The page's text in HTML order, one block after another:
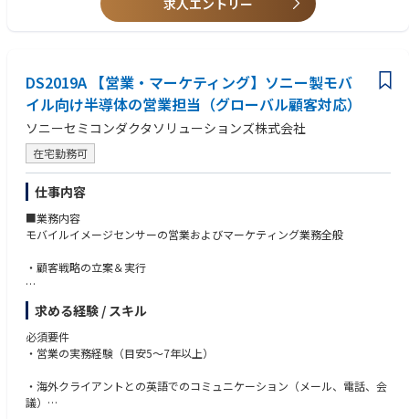
あり、海外拠点のITインフラ構築・整備などの業務にも携わる可能性があ
視野に幅広いキャリア形成が可能です。
※本求人はジェネラル・エンプロイメント・コントラクト社員での採用と
なるため将来的に別の職務領域や技術領域に異動の可能性がございます。
合わせて、全国の支社、工場、営業所への転勤可能性がございます。
■部門からのメッセージ
SSSグループはビジネスの拡大とともに国内だけでなく海外のグループ会
社・拠点も増え、拠点間を跨ぐデータの共有とコミュニケーションを如何
に安全かつ迅速に行えるかが今後の発展に欠かせないものとなります。そ
れらを実現するために必要なITインフラ環境基盤を支える組織となってい
現場から直接要件を伺い、それに対してテクノロジーやセキュリティ、そ
してコストなど総合的なバランスを取りながら、実現に向けて取り組むこ
ととなります。
時には非常に要求の高い要件も伺うことになりますが、取り組みを通じて
新たな技術と付随する各種スキルを会得するとともに、出来上がった成果
に対してダイレクトにその評価を受けることが出来る点が、事業会社内のI
求人エントリー
DS2019A 【営業・マーケティング】ソニー製モバ
イル向け半導体の営業担当（グローバル顧客対応）
ソニーセミコンダクタソリューションズ株式会社
在宅勤務可
仕事内容
■業務内容
モバイルイメージセンサーの営業およびマーケティング業務全般
・顧客戦略の立案＆実行
・価格設定
・商談受注後から量産までのフォローアップ
■想定ポジション
求める経験 / スキル
必須要件
・営業の実務経験（目安5～7年以上）
・海外クライアントとの英語でのコミュニケーション（メール、電話、会
議）